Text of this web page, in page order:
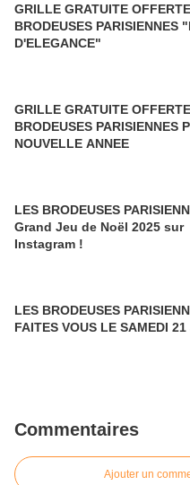
GRILLE GRATUITE
BRODEUSES PARISIENNES
D'ELEGANCE"
GRILLE GRATUITE
BRODEUSES PARISIENNES
NOUVELLE ANNEE
LES BRODEUSES
Grand Jeu de Noël 2025 sur
Instagram !
LES BRODEUSES
FAITES VOUS LE SAMEDI
Commentaires
Ajouter un